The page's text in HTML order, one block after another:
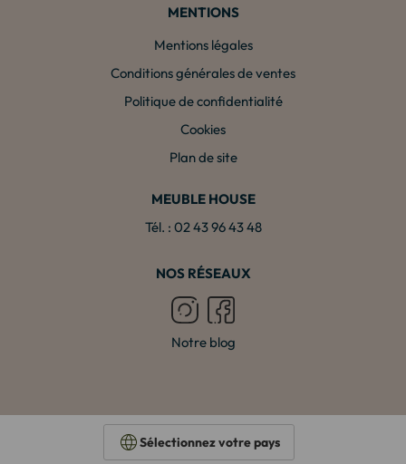
MENTIONS
Mentions légales
Conditions générales de ventes
Politique de confidentialité
Cookies
Plan de site
MEUBLE HOUSE
Tél. : 02 43 96 43 48
NOS RÉSEAUX
Notre blog
Sélectionnez votre pays